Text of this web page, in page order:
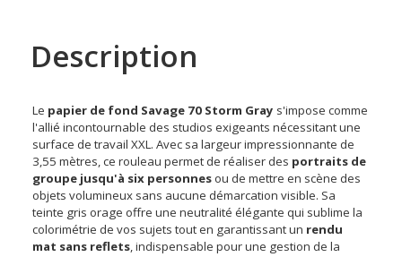
Description
Le papier de fond Savage 70 Storm Gray s'impose comme
l'allié incontournable des studios exigeants nécessitant une
surface de travail XXL. Avec sa largeur impressionnante de
3,55 mètres, ce rouleau permet de réaliser des portraits de
groupe jusqu'à six personnes ou de mettre en scène des
objets volumineux sans aucune démarcation visible. Sa
teinte gris orage offre une neutralité élégante qui sublime la
colorimétrie de vos sujets tout en garantissant un rendu
mat sans reflets, indispensable pour une gestion de la